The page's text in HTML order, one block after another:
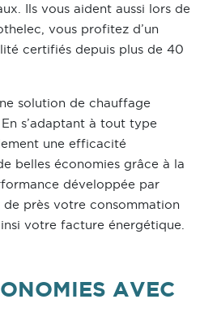
Ils vous aident aussi lors de
vous profitez d’un
certifiés depuis plus de 40
solution de chauffage
s’adaptant à tout type
une efficacité
belles économies grâce à la
développée par
près votre consommation
votre facture énergétique.
AVEC